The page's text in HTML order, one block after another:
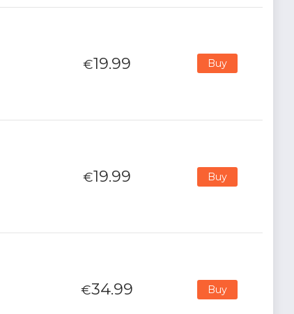
€19.99 Buy
€19.99 Buy
€34.99 Buy